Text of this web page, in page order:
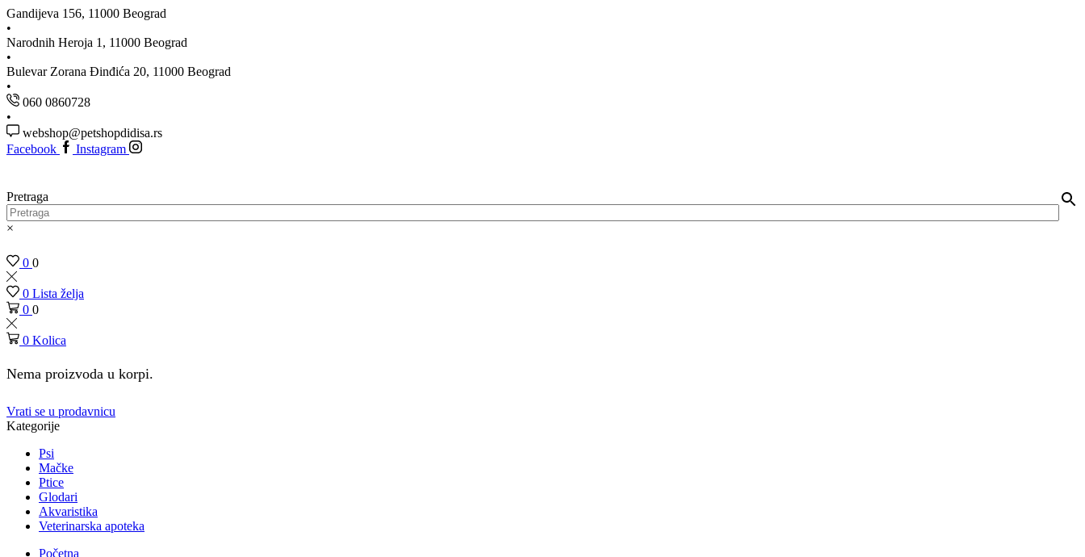
Gandijeva 156, 11000 Beograd
Narodnih Heroja 1, 11000 Beograd
Bulevar Zorana Đinđića 20, 11000 Beograd
060 0860728
webshop@petshopdidisa.rs
Facebook
Instagram
Pretraga
×
0 0
0 Lista želja
0 0
0 Kolica
Nema proizvoda u korpi.
Vrati se u prodavnicu
Kategorije
Psi
Mačke
Ptice
Glodari
Akvaristika
Veterinarska apoteka
Početna